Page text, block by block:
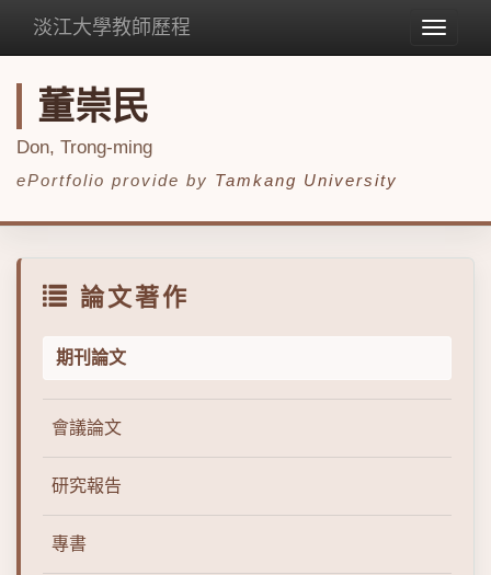
Toggle
淡江大學教師歷程
董崇民
Don, Trong-ming
ePortfolio provide by Tamkang University
論文著作
期刊論文
會議論文
研究報告
專書